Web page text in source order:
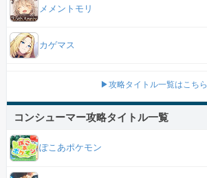
メメントモリ
カゲマス
▶攻略タイトル一覧はこちら
コンシューマー攻略タイトル一覧
ぽこあポケモン